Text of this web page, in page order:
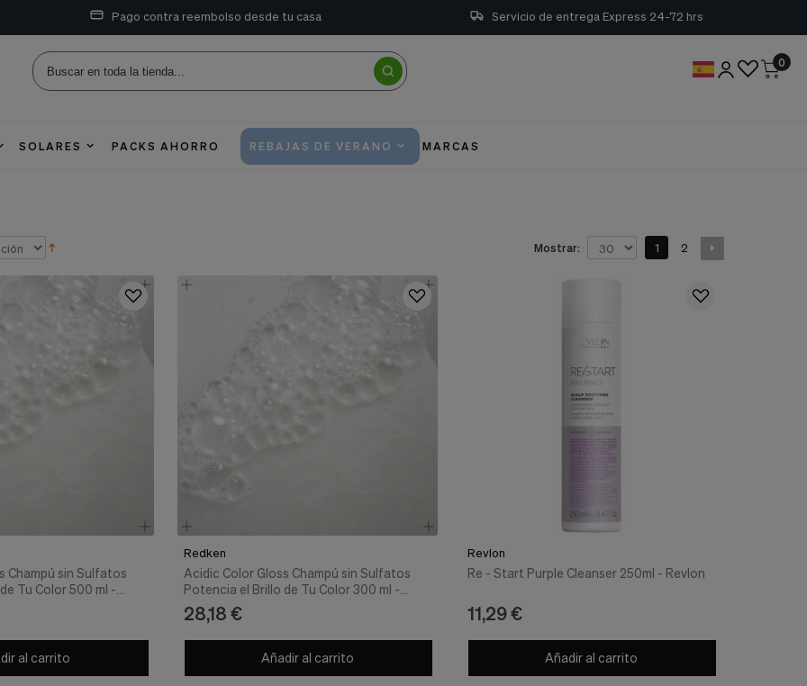
Pago contra reembolso desde tu casa Servicio de entrega Express 24-72 hrs
0
SOLARES PACKS AHORRO REBAJAS DE VERANO MARCAS
1 2
Mostrar:
Champú sin Sulfatos
Tu Color 500 ml -
al carrito
Redken
Acidic Color Gloss Champú sin Sulfatos
Potencia el Brillo de Tu Color 300 ml -
Redken
28,18 €
Añadir al carrito
Revlon
Re - Start Purple Cleanser 250ml - Revlon
11,29 €
Añadir al carrito